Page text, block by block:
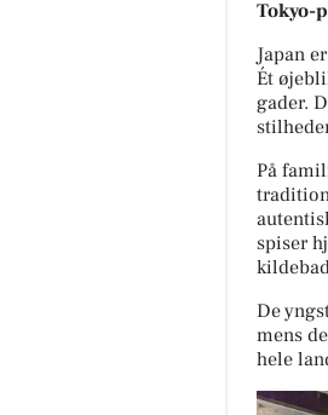
Tokyo-
Japan
Ét
gader.
På
spiser
De
mens
hele